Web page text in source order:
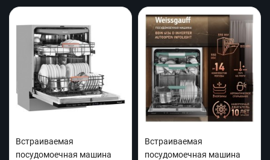
Встраиваемая
посудомоечная машина
Встраиваемая
посудомоечная машина